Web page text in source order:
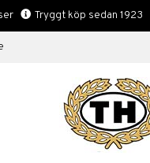
Tryggt köp sedan 1923